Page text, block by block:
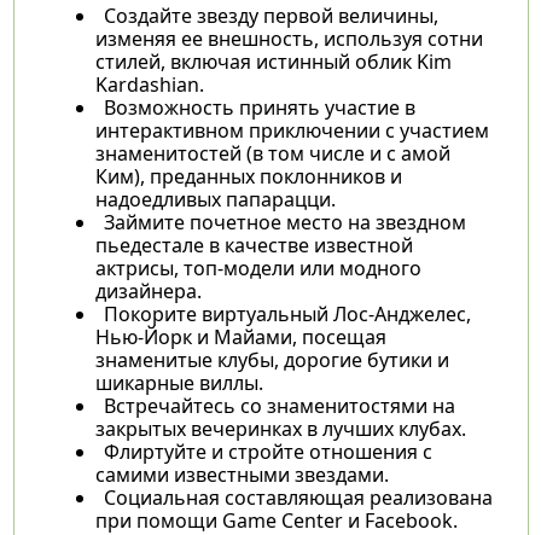
Создайте звезду первой величины,
изменяя ее внешность, используя сотни
стилей, включая истинный облик Kim
Kardashian.
Возможность принять участие в
интерактивном приключении с участием
знаменитостей (в том числе и с амой
Ким), преданных поклонников и
надоедливых папарацци.
Займите почетное место на звездном
пьедестале в качестве известной
актрисы, топ-модели или модного
дизайнера.
Покорите виртуальный Лос-Анджелес,
Нью-Йорк и Майами, посещая
знаменитые клубы, дорогие бутики и
шикарные виллы.
Встречайтесь со знаменитостями на
закрытых вечеринках в лучших клубах.
Флиртуйте и стройте отношения с
самими известными звездами.
Социальная составляющая реализована
при помощи Game Center и Facebook.